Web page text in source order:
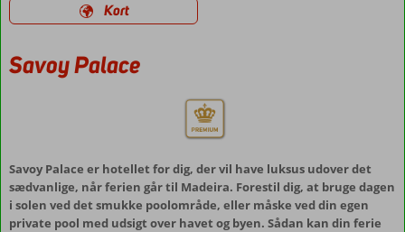
Kort
Savoy Palace
Savoy Palace er hotellet for dig, der vil have luksus udover det
sædvanlige, når ferien går til Madeira. Forestil dig, at bruge dagen
i solen ved det smukke poolområde, eller måske ved din egen
private pool med udsigt over havet og byen. Sådan kan din ferie